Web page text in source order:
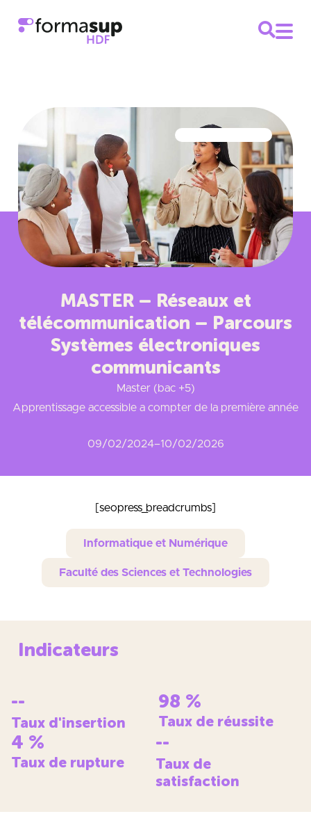
MASTER – Réseaux et
télécommunication – Parcours
Systèmes électroniques
communicants
Master (bac +5)
Apprentissage accessible a compter de la première année
09/02/2024–10/02/2026
[seopress_breadcrumbs]
Informatique et Numérique
Faculté des Sciences et Technologies
Indicateurs
--
Taux d'insertion
98 %
Taux de réussite
4 %
Taux de rupture
--
Taux de
satisfaction